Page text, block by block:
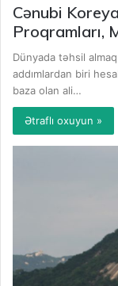
Cənubi
Proqramları,
Dünyada təhsil
addımlardan biri
baza olan ali…
Ətraflı oxuyun »